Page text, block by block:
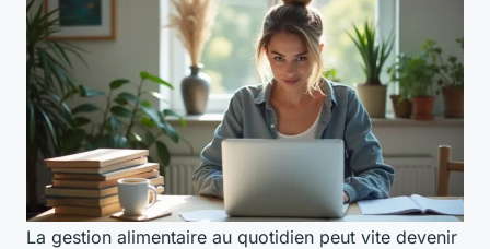
La gestion alimentaire au quotidien peut vite devenir